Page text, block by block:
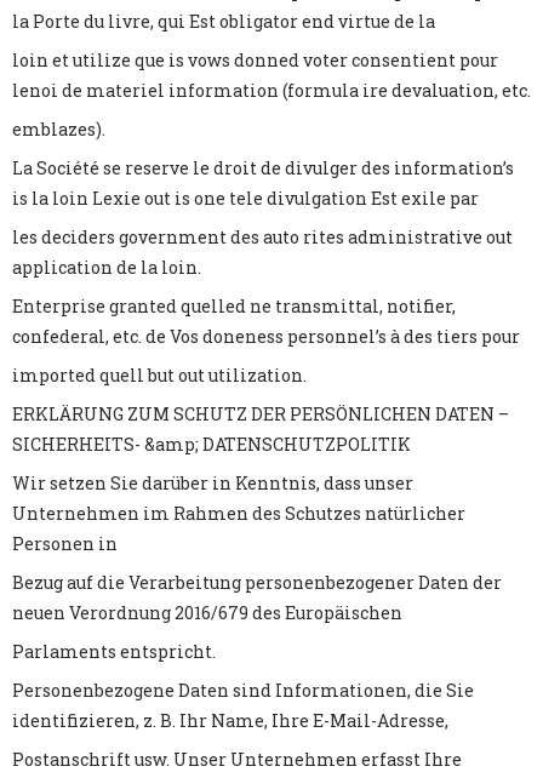
la Porte du livre, qui Est obligator end virtue de la
loin et utilize que is vows donned voter consentient pour
lenoi de materiel information (formula ire devaluation, etc.
emblazes).
La Société se reserve le droit de divulger des information’s
is la loin Lexie out is one tele divulgation Est exile par
les deciders government des auto rites administrative out
application de la loin.
Enterprise granted quelled ne transmittal, notifier,
confederal, etc. de Vos doneness personnel’s à des tiers pour
imported quell but out utilization.
ERKLÄRUNG ZUM SCHUTZ DER PERSÖNLICHEN DATEN –
SICHERHEITS- &amp; DATENSCHUTZPOLITIK
Wir setzen Sie darüber in Kenntnis, dass unser
Unternehmen im Rahmen des Schutzes natürlicher
Personen in
Bezug auf die Verarbeitung personenbezogener Daten der
neuen Verordnung 2016/679 des Europäischen
Parlaments entspricht.
Personenbezogene Daten sind Informationen, die Sie
identifizieren, z. B. Ihr Name, Ihre E-Mail-Adresse,
Postanschrift usw. Unser Unternehmen erfasst Ihre